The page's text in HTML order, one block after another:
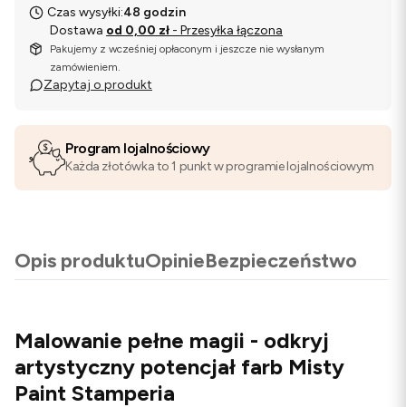
Czas wysyłki:48 godzin
Dostawa od 0,00 zł - Przesyłka łączona
Pakujemy z wcześniej opłaconym i jeszcze nie wysłanym
zamówieniem.
Zapytaj o produkt
Program lojalnościowy
Każda złotówka to 1 punkt w programie lojalnościowym
Opis produktuOpinieBezpieczeństwo
Malowanie pełne magii - odkryj
artystyczny potencjał farb Misty
Paint Stamperia